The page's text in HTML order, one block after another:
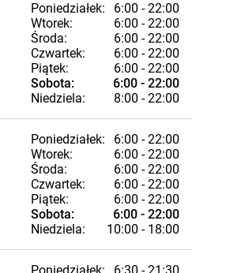
Poniedziałek:
6:00 - 22:00
Wtorek:
6:00 - 22:00
Środa:
6:00 - 22:00
Czwartek:
6:00 - 22:00
Piątek:
6:00 - 22:00
Sobota:
6:00 - 22:00
Niedziela:
8:00 - 22:00
Poniedziałek:
6:00 - 22:00
Wtorek:
6:00 - 22:00
Środa:
6:00 - 22:00
Czwartek:
6:00 - 22:00
Piątek:
6:00 - 22:00
Sobota:
6:00 - 22:00
Niedziela:
10:00 - 18:00